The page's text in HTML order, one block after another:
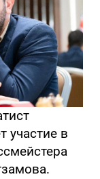
участие в